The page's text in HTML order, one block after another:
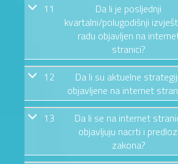
11
Da li je posljednji
kvartalni/polugodišnji
radu objavljen na
stranici?
12
Da li su aktuelne
objavljene na internet
13
Da li se na internet
objavljuju nacrti i predlozi
zakona?